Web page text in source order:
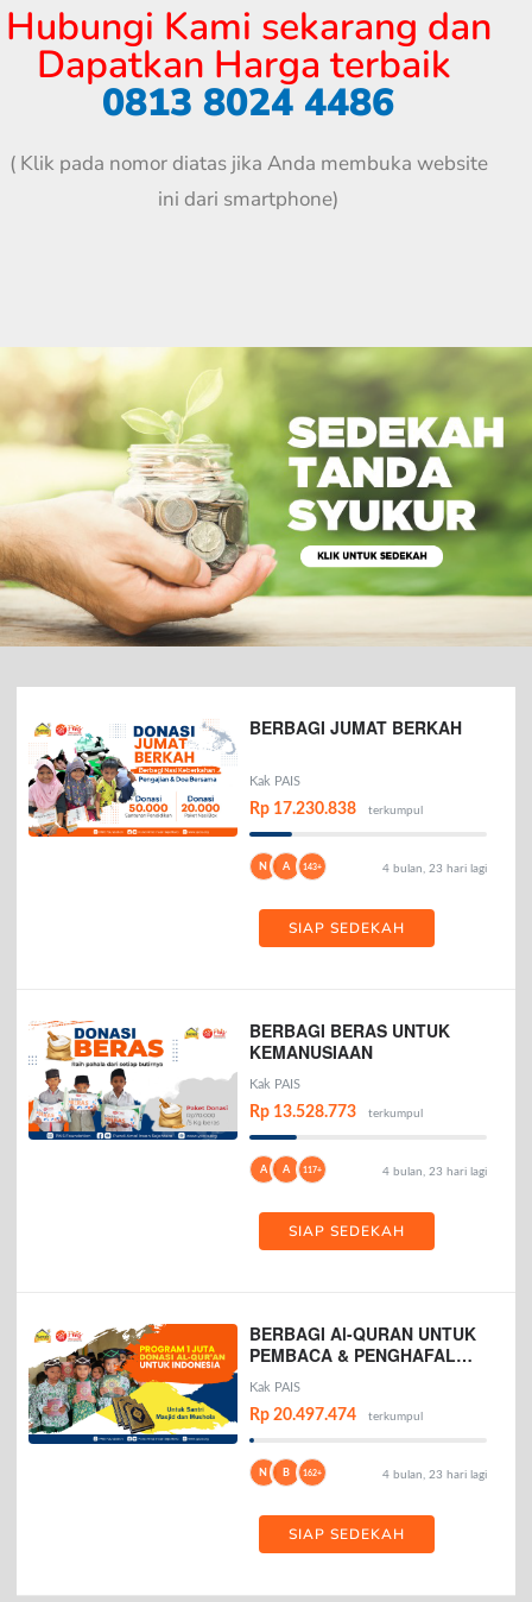
Hubungi Kami sekarang dan
Dapatkan Harga terbaik
0813 8024 4486
( Klik pada nomor diatas jika Anda membuka website
ini dari smartphone)
BERBAGI JUMAT BERKAH
Kak PAIS
Rp 17.230.838 terkumpul
N A 143+ 4 bulan, 23 hari lagi
SIAP SEDEKAH
BERBAGI BERAS UNTUK
KEMANUSIAAN
Kak PAIS
Rp 13.528.773 terkumpul
A A 117+ 4 bulan, 23 hari lagi
SIAP SEDEKAH
BERBAGI Al-QURAN UNTUK
PEMBACA & PENGHAFAL
AL-QURAN
Kak PAIS
Rp 20.497.474 terkumpul
N B 162+ 4 bulan, 23 hari lagi
SIAP SEDEKAH